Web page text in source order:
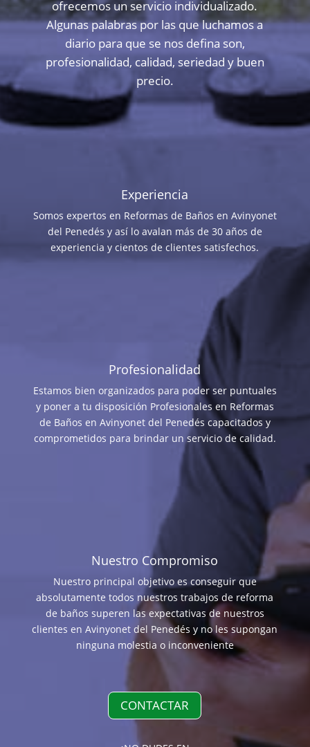
ofrecemos un servicio individualizado.
Algunas palabras por las que luchamos a
diario para que se nos defina son,
profesionalidad, calidad, seriedad y buen
precio.
Experiencia
Somos expertos en Reformas de Baños en Avinyonet
del Penedés y así lo avalan más de 30 años de
experiencia y cientos de clientes satisfechos.
Profesionalidad
Estamos bien organizados para poder ser puntuales
y poner a tu disposición Profesionales en Reformas
de Baños en Avinyonet del Penedés capacitados y
comprometidos para brindar un servicio de calidad.
Nuestro Compromiso
Nuestro principal objetivo es conseguir que
absolutamente todos nuestros trabajos de reforma
de baños superen las expectativas de nuestros
clientes en Avinyonet del Penedés y no les supongan
ninguna molestia o inconveniente
CONTACTAR